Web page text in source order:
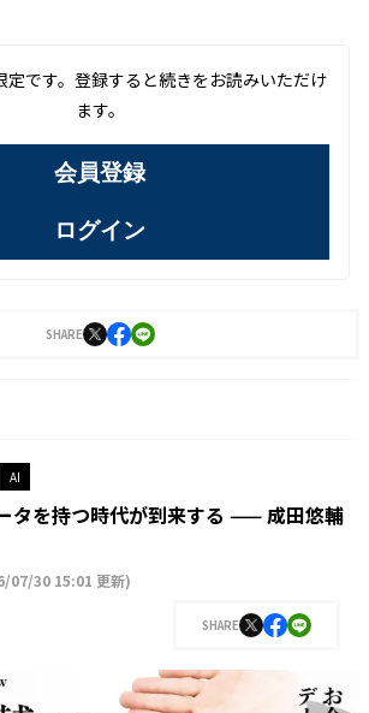
定です。登録すると続きをお読みいただけ
ます。
会員登録
ログイン
SHARE
AI
タを持つ時代が到来する —— 成田悠輔
07/30 15:01 更新)
SHARE